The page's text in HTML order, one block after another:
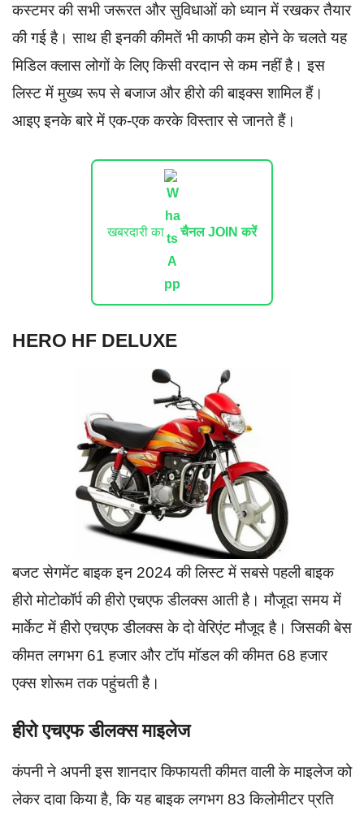
कस्टमर की सभी जरूरत और सुविधाओं को ध्यान में रखकर तैयार
की गई है। साथ ही इनकी कीमतें भी काफी कम होने के चलते यह
मिडिल क्लास लोगों के लिए किसी वरदान से कम नहीं है। इस
लिस्ट में मुख्य रूप से बजाज और हीरो की बाइक्स शामिल हैं।
आइए इनके बारे में एक-एक करके विस्तार से जानते हैं।
खबरदारी का चैनल JOIN करें
HERO HF DELUXE
बजट सेगमेंट बाइक इन 2024 की लिस्ट में सबसे पहली बाइक
हीरो मोटोकॉर्प की हीरो एचएफ डीलक्स आती है। मौजूदा समय में
मार्केट में हीरो एचएफ डीलक्स के दो वेरिएंट मौजूद है। जिसकी बेस
कीमत लगभग 61 हजार और टॉप मॉडल की कीमत 68 हजार
एक्स शोरूम तक पहुंचती है।
हीरो एचएफ डीलक्स माइलेज
कंपनी ने अपनी इस शानदार किफायती कीमत वाली के माइलेज को
लेकर दावा किया है, कि यह बाइक लगभग 83 किलोमीटर प्रति